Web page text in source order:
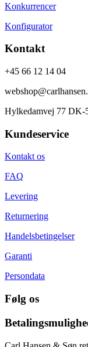
Konkurrencer
Konfigurator
Kontakt
+45 66 12 14 04
Hylkedamvej 77 DK-
Kundeservice
Kontakt os
FAQ
Levering
Returnering
Handelsbetingelser
Garanti
Persondata
Følg os